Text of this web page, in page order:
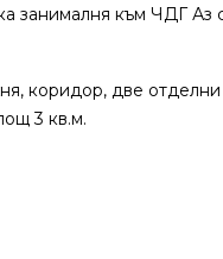
занималня към ЧДГ Аз
коридор, две
3 кв.м.